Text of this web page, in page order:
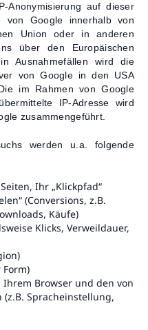
Anonymisierung auf dieser
von Google innerhalb von
Union oder in anderen
über den Europäischen
Ausnahmefällen wird die
von Google in den USA
im Rahmen von Google
IP-Adresse wird
zusammengeführt.
werden u.a. folgende
Ihr „Klickpfad“
(Conversions, z.B.
Käufe)
Klicks, Verweildauer,
Browser und den von
Spracheinstellung,